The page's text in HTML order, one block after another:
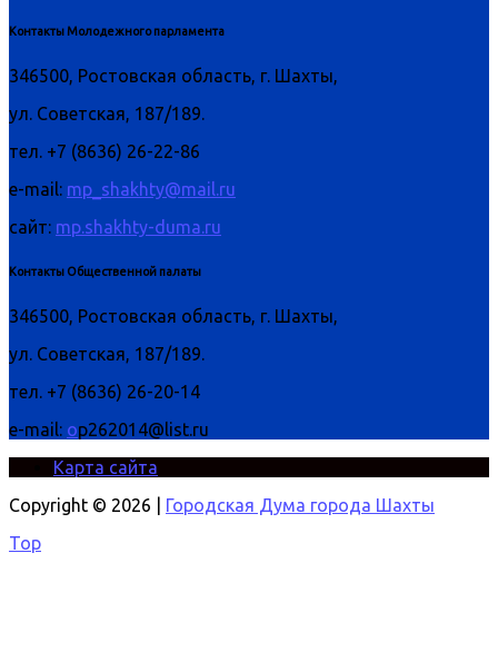
Контакты Молодежного парламента
346500, Ростовская область, г. Шахты,
ул. Советская, 187/189.
тел. +7 (8636) 26-22-86
e-mail: mp_shakhty@mail.ru
сайт: mp.shakhty-duma.ru
Контакты Общественной палаты
346500, Ростовская область, г. Шахты,
ул. Советская, 187/189.
тел. +7 (8636) 26-20-14
e-mail: op262014@list.ru
Карта сайта
Copyright © 2026 |
Городская Дума города Шахты
Top